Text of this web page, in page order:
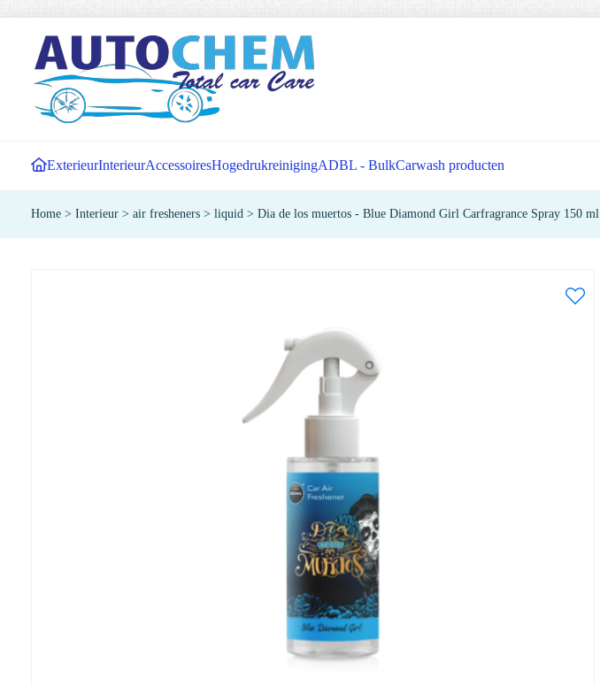
ExterieurInterieurAccessoiresHogedrukreinigingADBL - BulkCarwash producten
Home > Interieur > air fresheners > liquid > Dia de los muertos - Blue Diamond Girl Carfragrance Spray 150 ml